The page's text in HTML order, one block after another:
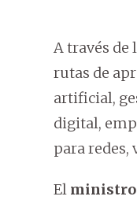
A través de
rutas de
artificial,
digital,
para redes,
El ministro